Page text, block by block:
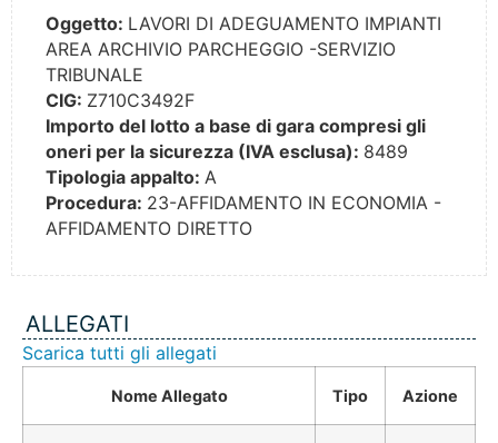
Oggetto: LAVORI DI ADEGUAMENTO IMPIANTI
AREA ARCHIVIO PARCHEGGIO -SERVIZIO
TRIBUNALE
CIG: Z710C3492F
Importo del lotto a base di gara compresi gli
oneri per la sicurezza (IVA esclusa): 8489
Tipologia appalto: A
Procedura: 23-AFFIDAMENTO IN ECONOMIA -
AFFIDAMENTO DIRETTO
ALLEGATI
Scarica tutti gli allegati
Nome Allegato Tipo Azione